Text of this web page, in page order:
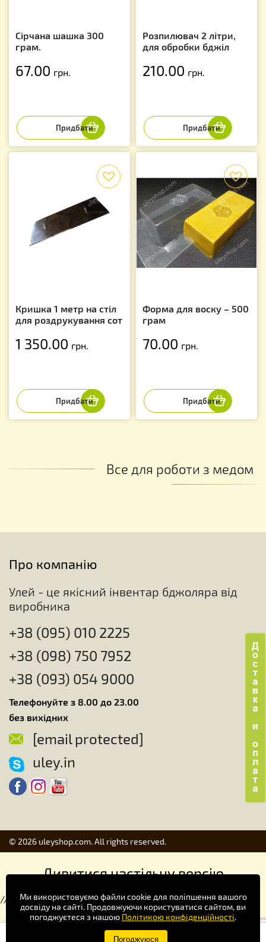
Сірчана шашка 300
грам.
67.00 грн.
Розпилювач 2 літри,
для обробки бджіл
210.00 грн.
Кришка 1 метр на стіл
для роздрукування сот
1 350.00 грн.
Форма для воску – 500
грам
70.00 грн.
Все для роботи з медом
Про компанію
Улей - це якісний інвентар бджоляра від
виробника
+38 (095) 010 2225
+38 (098) 750 7952
+38 (093) 054 9000
Телефонуйте з 8.00 до 23.00
без вихідних
[email protected]
uley.in
© 2026 uleyshop.com. All rights reserved.
Ми використовуємо файли cookie для поліпшення вашого
досвіду на сайті. Продовжуючи користуватися сайтом, ви
погоджуєтеся з нашою Політикою конфіденційності.
Погоджуюся
Дивитися настільну версію
//
Купуй зручніше в додатку!